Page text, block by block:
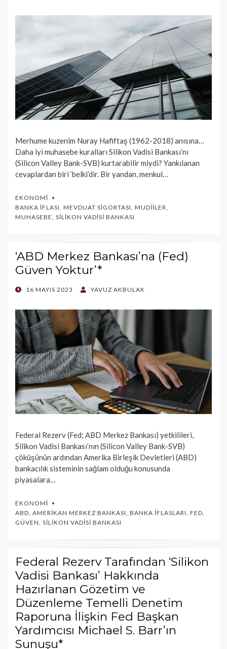
Merhume kuzenim Nuray Hafiftaş (1962-2018) anısına…
Daha iyi muhasebe kuralları Silikon Vadisi Bankası’nı
(Silicon Valley Bank-SVB) kurtarabilir miydi? Yankılanan
cevaplardan biri ‘belki’dir. Bir yandan, menkul…
EKONOMI
BANKA İFLASI MEVDUAT SIGORTASI MUDIILER
MUHASEBE SILIKON VADISI BANKASI
‘ABD Merkez Bankası’na (Fed)
Güven Yoktur’*
POSTED
16 MAYIS 2023 YAVUZ AKBULAK
Federal Rezerv (Fed; ABD Merkez Bankası) yetkilileri,
Silikon Vadisi Bankası’nın (Silicon Valley Bank-SVB)
çöküşünün ardından Amerika Birleşik Devletleri (ABD)
bankacılık sisteminin sağlam olduğu konusunda
piyasalara…
EKONOMI
ABD AMERIKAN MERKEZ BANKASI BANKA İFLASLARI FED
GÜVEN SILIKON VADISI BANKASI
Federal Rezerv Tarafından ‘Silikon
Vadisi Bankası’ Hakkında
Hazırlanan Gözetim ve
Düzenleme Temelli Denetim
Raporuna İlişkin Fed Başkan
Yardımcısı Michael S. Barr’ın
Sunuşu*